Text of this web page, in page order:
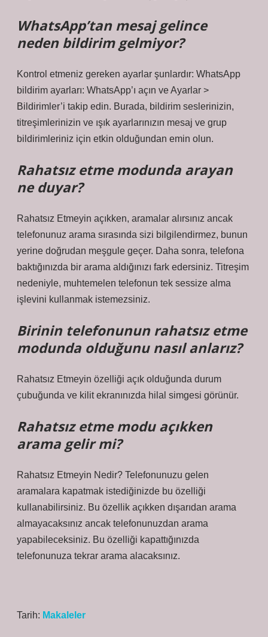
WhatsApp’tan mesaj gelince
neden bildirim gelmiyor?
Kontrol etmeniz gereken ayarlar şunlardır: WhatsApp
bildirim ayarları: WhatsApp’ı açın ve Ayarlar >
Bildirimler’i takip edin. Burada, bildirim seslerinizin,
titreşimlerinizin ve ışık ayarlarınızın mesaj ve grup
bildirimleriniz için etkin olduğundan emin olun.
Rahatsız etme modunda arayan
ne duyar?
Rahatsız Etmeyin açıkken, aramalar alırsınız ancak
telefonunuz arama sırasında sizi bilgilendirmez, bunun
yerine doğrudan meşgule geçer. Daha sonra, telefona
baktığınızda bir arama aldığınızı fark edersiniz. Titreşim
nedeniyle, muhtemelen telefonun tek sessize alma
işlevini kullanmak istemezsiniz.
Birinin telefonunun rahatsız etme
modunda olduğunu nasıl anlarız?
Rahatsız Etmeyin özelliği açık olduğunda durum
çubuğunda ve kilit ekranınızda hilal simgesi görünür.
Rahatsız etme modu açıkken
arama gelir mi?
Rahatsız Etmeyin Nedir? Telefonunuzu gelen
aramalara kapatmak istediğinizde bu özelliği
kullanabilirsiniz. Bu özellik açıkken dışarıdan arama
almayacaksınız ancak telefonunuzdan arama
yapabileceksiniz. Bu özelliği kapattığınızda
telefonunuza tekrar arama alacaksınız.
Tarih: Makaleler